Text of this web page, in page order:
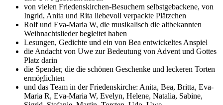
von vielen Friedenskirchen-Besuchern selbstgebackene, von
Ingrid, Anita und Rita liebevoll verpackte Plätzchen
Rolf und Eva-Maria W, die musikalisch die altbekannten
Weihnachtslieder begleitet haben
Lesungen, Gedichte und ein von Bea entwickeltes Anspiel
die Andacht von Uwe zur Bedeutung von Advent und Gottes
Platz darin
die Spender, die die schönen Geschenke und leckeren Torten
ermöglichten
und das Team in der Friedenskirche: Anita, Bea, Britta, Eva-
Maria R, Eva-Maria W, Evelyn, Helene, Natalia, Sabine,